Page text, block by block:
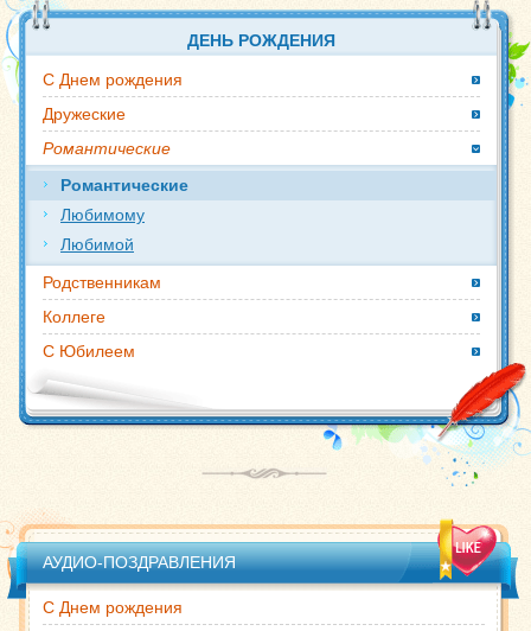
ДЕНЬ РОЖДЕНИЯ
С Днем рождения
Дружеские
Романтические
Романтические
Любимому
Любимой
Родственникам
Коллеге
С Юбилеем
АУДИО-ПОЗДРАВЛЕНИЯ
С Днем рождения